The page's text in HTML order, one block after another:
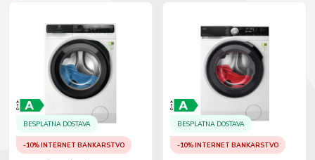
BESPLATNA DOSTAVA
-10% INTERNET BANKARSTVO
BESPLATNA DOSTAVA
-10% INTERNET BANKARSTVO